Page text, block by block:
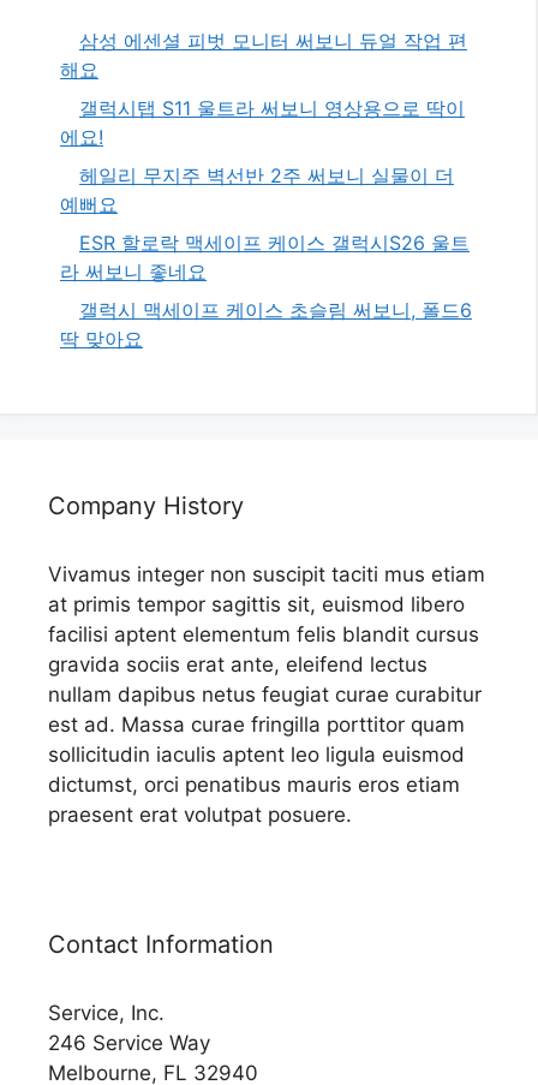
삼성 에센셜 피벗 모니터 써보니 듀얼 작업 편
해요
갤럭시탭 S11 울트라 써보니 영상용으로 딱이
에요!
헤일리 무지주 벽선반 2주 써보니 실물이 더
예뻐요
ESR 할로락 맥세이프 케이스 갤럭시S26 울트
라 써보니 좋네요
갤럭시 맥세이프 케이스 초슬림 써보니, 폴드6
딱 맞아요
Company History
Vivamus integer non suscipit taciti mus etiam
at primis tempor sagittis sit, euismod libero
facilisi aptent elementum felis blandit cursus
gravida sociis erat ante, eleifend lectus
nullam dapibus netus feugiat curae curabitur
est ad. Massa curae fringilla porttitor quam
sollicitudin iaculis aptent leo ligula euismod
dictumst, orci penatibus mauris eros etiam
praesent erat volutpat posuere.
Contact Information
Service, Inc.
246 Service Way
Melbourne, FL 32940